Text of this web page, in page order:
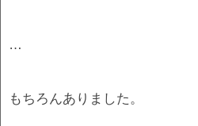
…
もちろんありました。